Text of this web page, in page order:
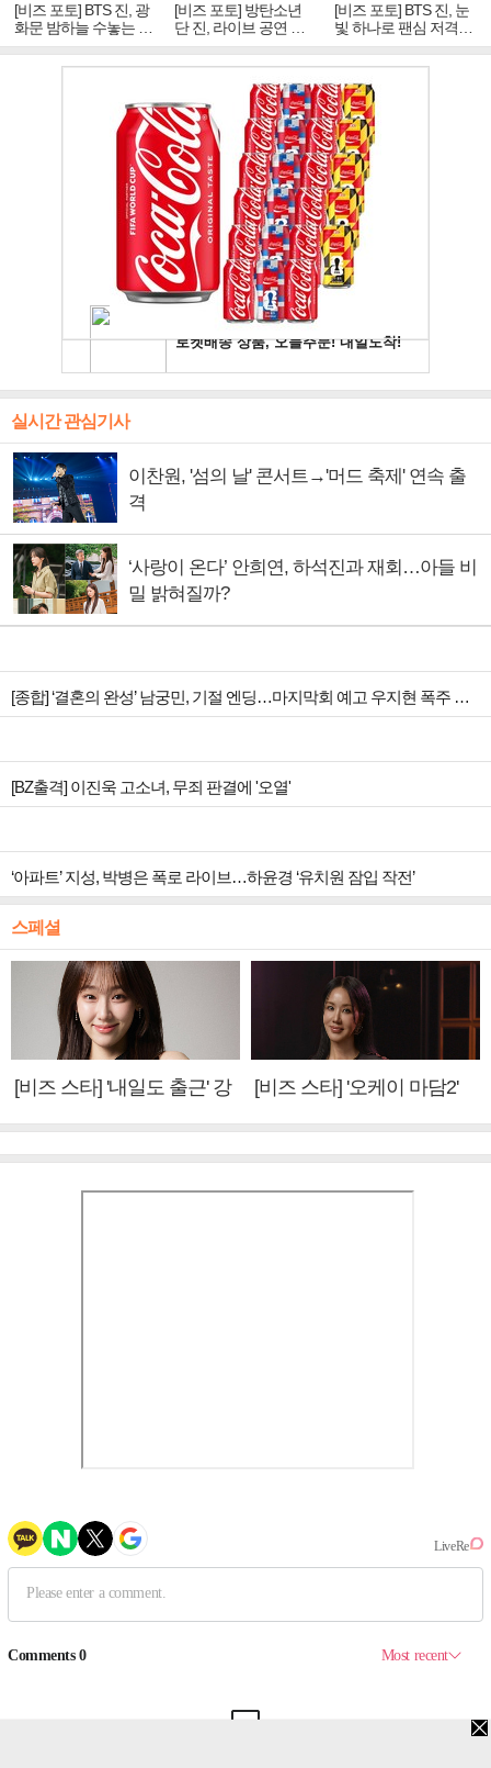
[비즈 포토] BTS 진, 광
화문 밤하늘 수놓는 '비
주얼 킹'의 열창
[비즈 포토] 방탄소년
단 진, 라이브 공연 중
빛나는 독보적 아우라
[비즈 포토] BTS 진, 눈
빛 하나로 팬심 저격…
독보적 카리스마
실시간 관심기사
이찬원, '섬의 날' 콘서트→'머드 축제' 연속 출
격
‘사랑이 온다’ 안희연, 하석진과 재회…아들 비
밀 밝혀질까?
[종합] ‘결혼의 완성’ 남궁민, 기절 엔딩…마지막회 예고 우지현 폭주 결말은?
[BZ출격] 이진욱 고소녀, 무죄 판결에 '오열'
‘아파트’ 지성, 박병은 폭로 라이브…하윤경 ‘유치원 잠입 작전’
스페셜
[비즈 스타] '내일도 출근' 강
[비즈 스타] '오케이 마담2'